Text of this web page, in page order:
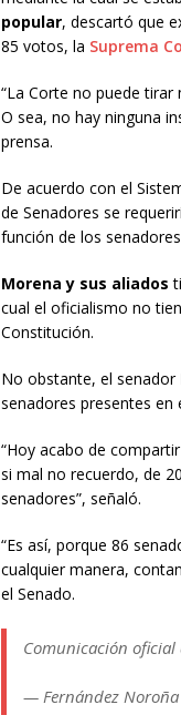
popular, descartó que
85 votos, la Suprema
“La Corte no puede
O sea, no hay ninguna
prensa.
De acuerdo con el
de Senadores se
función de los
Morena y sus aliados
cual el oficialismo no
Constitución.
No obstante, el senador
senadores presentes en
“Hoy acabo de
si mal no recuerdo, de
senadores”, señaló.
“Es así, porque 86
cualquier manera,
el Senado.
Comunicación oficial
— Fernández